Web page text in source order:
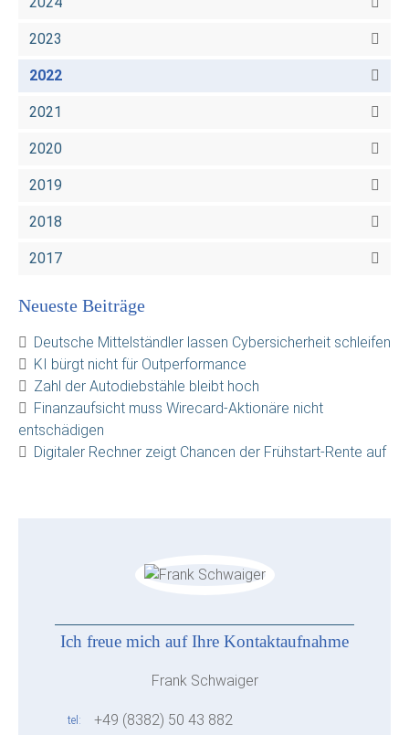
2023
2022
2021
2020
2019
2018
2017
Neueste Beiträge
Deutsche Mittelständler lassen Cybersicherheit schleifen
KI bürgt nicht für Outperformance
Zahl der Autodiebstähle bleibt hoch
Finanzaufsicht muss Wirecard-Aktionäre nicht
entschädigen
Digitaler Rechner zeigt Chancen der Frühstart-Rente auf
Ich freue mich auf Ihre Kontaktaufnahme
Frank Schwaiger
tel +49 (8382) 50 43 882